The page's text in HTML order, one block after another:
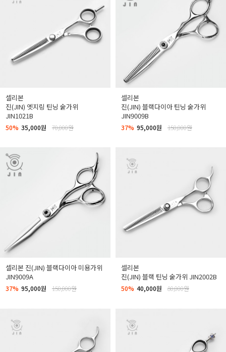
셀리본
진(JIN) 엣지링 틴닝 숱가위
JIN1021B
50% 35,000원 70,000원
셀리본
진(JIN) 블랙다이아 틴닝 숱가위
JIN9009B
37% 95,000원 150,000원
셀리본 진(JIN) 블랙다이아 미용가위
JIN9009A
37% 95,000원 150,000원
셀리본
진(JIN) 블랙 틴닝 숱가위 JIN2002B
50% 40,000원 80,000원